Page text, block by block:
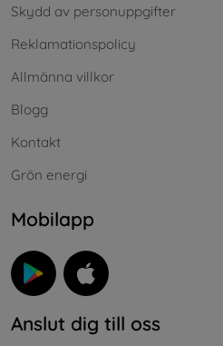
Skydd av personuppgifter
Reklamationspolicy
Allmänna villkor
Blogg
Kontakt
Grön energi
Mobilapp
Anslut dig till oss